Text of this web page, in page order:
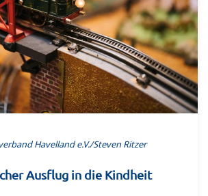
Havelland e.V./Steven Ritzer
Ausflug in die Kindheit